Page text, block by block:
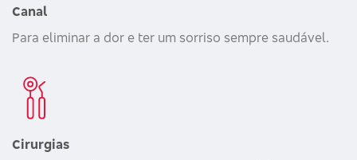
Canal
Para eliminar a dor e ter um sorriso sempre saudável.
Cirurgias